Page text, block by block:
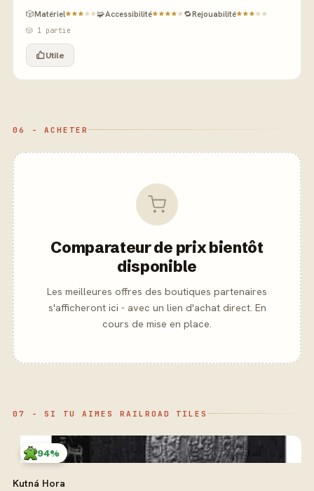
🎲Matériel 🧩Accessibilité 🔁Rejouabilité
🎲 1 partie
Utile
06 - ACHETER
Comparateur de prix bientôt
disponible
Les meilleures offres des boutiques partenaires
s'afficheront ici - avec un lien d'achat direct. En
cours de mise en place.
07 - SI TU AIMES RAILROAD TILES
94%
Kutná Hora